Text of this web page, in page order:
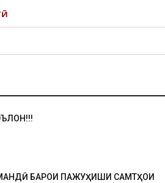
БАРОИ ПАЖУҲИШИ САМТҲОИ